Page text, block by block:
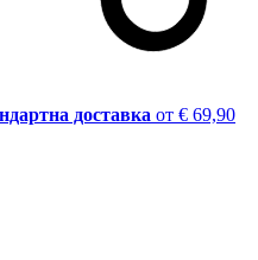
доставка от € 69,90